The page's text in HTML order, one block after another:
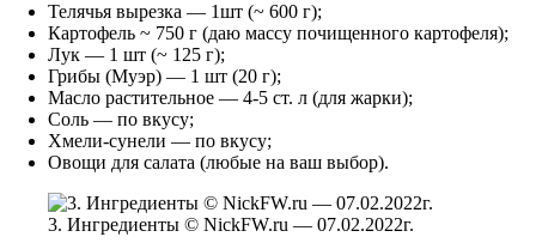
Телячья вырезка — 1шт (~ 600 г);
Картофель ~ 750 г (даю массу почищенного картофеля);
Лук — 1 шт (~ 125 г);
Грибы (Муэр) — 1 шт (20 г);
Масло растительное — 4-5 ст. л (для жарки);
Соль — по вкусу;
Хмели-сунели — по вкусу;
Овощи для салата (любые на ваш выбор).
3. Ингредиенты © NickFW.ru — 07.02.2022г.